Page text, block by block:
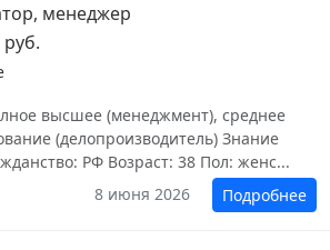
менеджер
руб.
высшее (менеджмент), среднее
(делопроизводитель) Знание
РФ Возраст: 38 Пол: женс...
8 июня 2026
Подробнее